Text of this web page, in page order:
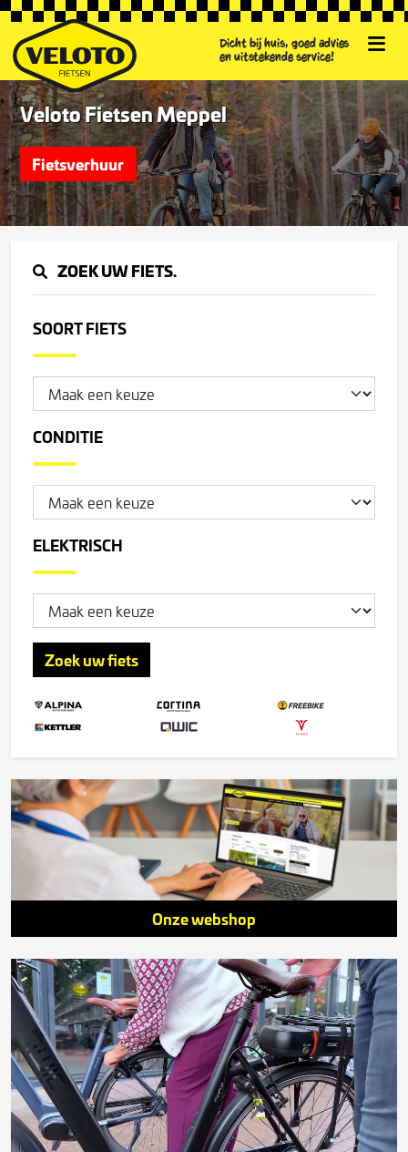
Dicht bij huis, goed advies
en uitstekende service!
Veloto Fietsen Meppel
Fietsverhuur
ZOEK UW FIETS.
SOORT FIETS
CONDITIE
ELEKTRISCH
Zoek uw fiets
Onze webshop